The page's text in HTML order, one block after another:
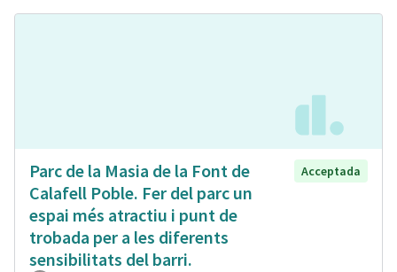
Parc de la Masia de la Font de
Calafell Poble. Fer del parc un
espai més atractiu i punt de
trobada per a les diferents
sensibilitats del barri.
Acceptada